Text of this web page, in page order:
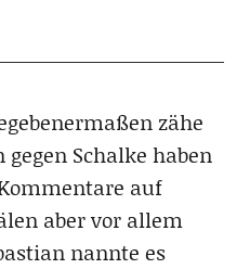
zähe
Schalke haben
auf
aber vor allem
nannte es